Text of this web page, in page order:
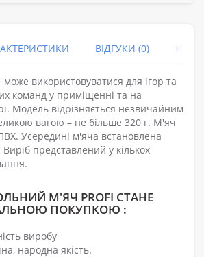
ВІДГУКИ (0)
використовуватися для ігор та
команд у приміщенні та на
Модель відрізняється незвичайним
вагою – не більше 320 г. М'яч
Усередині м'яча встановлена
представлений у кількох
М'ЯЧ PROFI СТАНЕ
ПОКУПКОЮ :
виробу
народна якість.